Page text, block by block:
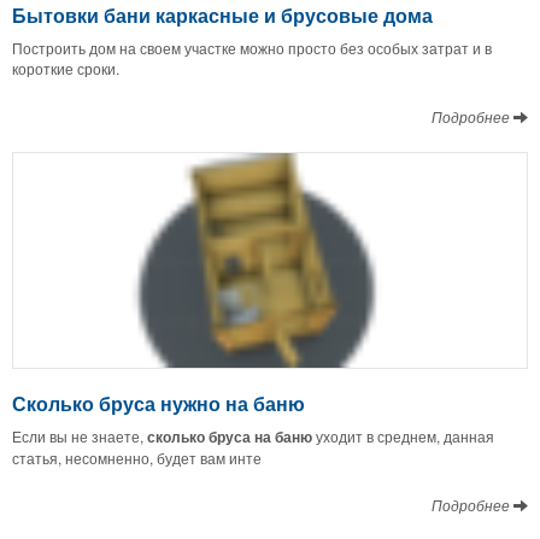
Бытовки бани каркасные и брусовые дома
Построить дом на своем участке можно просто без особых затрат и в
короткие сроки.
Подробнее
Сколько бруса нужно на баню
Если вы не знаете, сколько бруса на банюуходит в среднем, данная
статья, несомненно, будет вам инте
Подробнее